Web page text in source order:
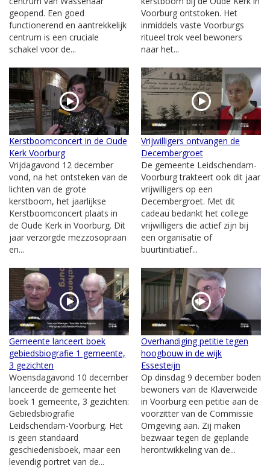
geopend. Een goed
functionerend en aantrekkelijk
centrum is een cruciale
schakel voor de...
Voorburg ontstoken. Het
inmiddels vaste Voorburgs
ritueel trok veel bewoners
naar het...
Kerstboomconcert in de Oude
Kerk Voorburg
Vrijdagavond 12 december
vond, na het ontsteken van de
lichten van de grote
kerstboom, het jaarlijkse
Kerstboomconcert plaats in
de Oude Kerk in Voorburg. Dit
jaar verzorgde mezzosopraan
en...
Vrijwilligers ontvangen de
Decembergroet
De gemeente Leidschendam-
Voorburg trakteert ook dit jaar
vrijwilligers op een
Decembergroet. Met dit
cadeau bedankt het college
vrijwilligers die actief zijn bij
een organisatie of
buurtinitiatief...
Gemeente lanceert boek
gebiedsbiografie 1 gemeente,
3 gezichten
Woensdagavond 10 december
lanceerde de gemeente het
boek 1 gemeente, 3 gezichten:
Gebiedsbiografie
Leidschendam-Voorburg. Het
is geen standaard
geschiedenisboek, maar een
levendig portret van de...
Overhandiging petitie tegen
hoogbouw in de wijk
Essesteijn
Op dinsdag 9 december boden
bewoners van de Klaverweide
in Voorburg een petitie aan de
voorzitter van de Commissie
Omgeving aan. Zij maken
bezwaar tegen de geplande
herontwikkeling van de...